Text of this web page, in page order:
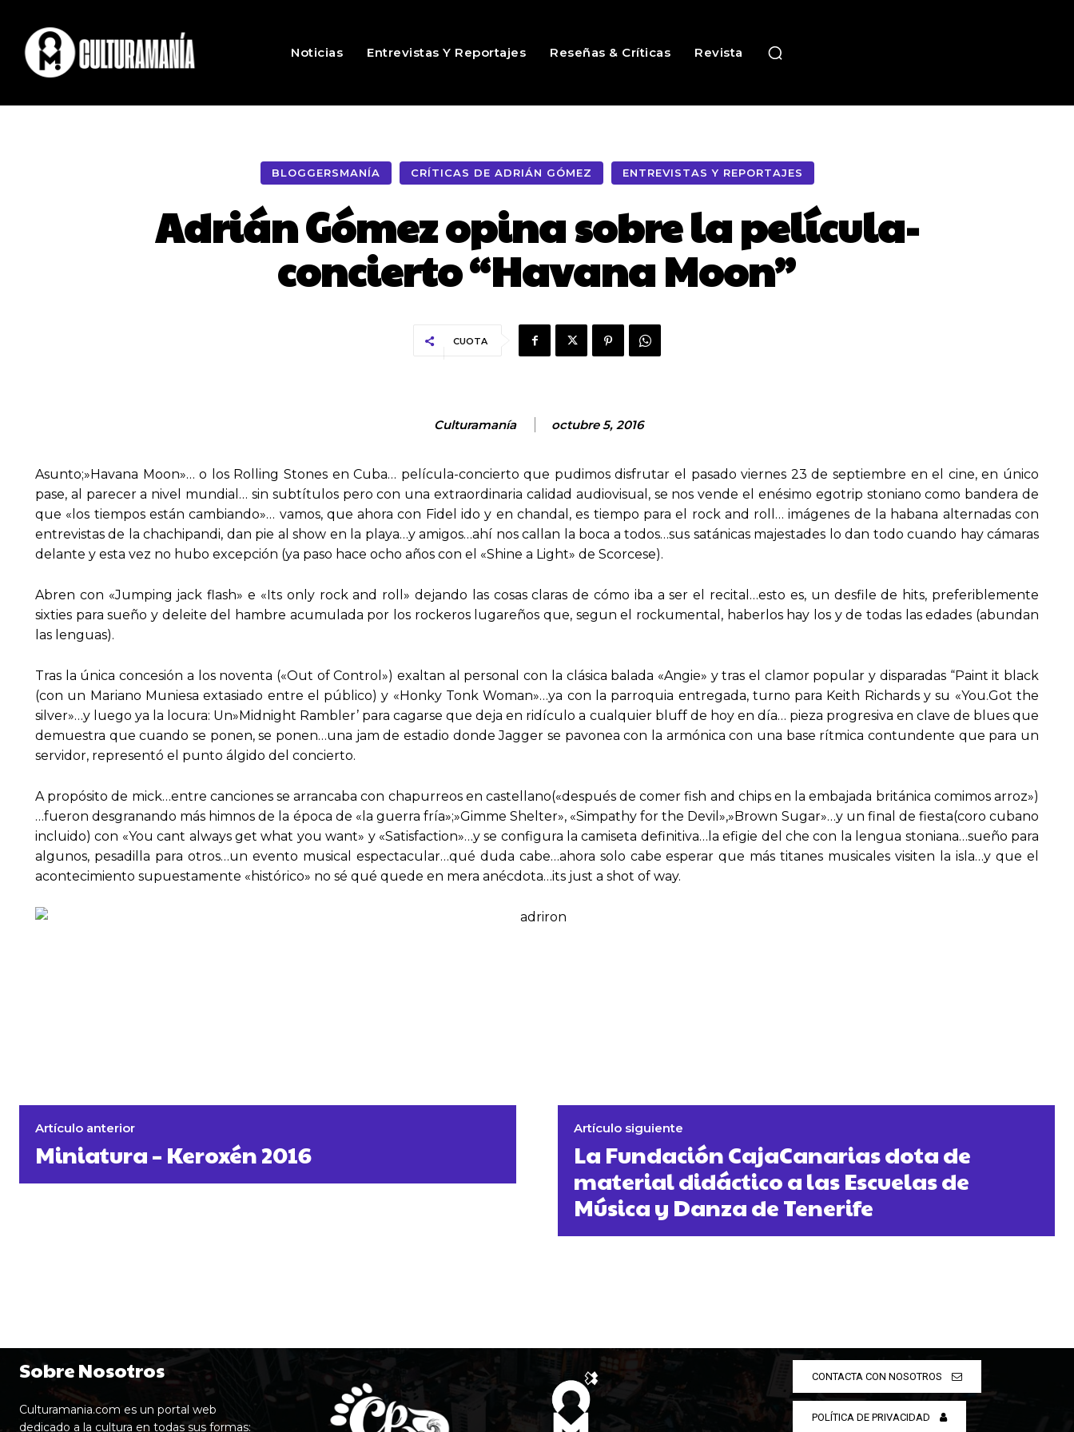
Noticias Entrevistas Y Reportajes Reseñas & Críticas Revista
BLOGGERSMANÍA CRÍTICAS DE ADRIÁN GÓMEZ ENTREVISTAS Y REPORTAJES
Adrián Gómez opina sobre la película-
concierto “Havana Moon”
CUOTA
Culturamanía octubre 5, 2016
Asunto;»Havana Moon»… o los Rolling Stones en Cuba… película-concierto que pudimos disfrutar el pasado viernes 23 de septiembre en el cine, en único
pase, al parecer a nivel mundial… sin subtítulos pero con una extraordinaria calidad audiovisual, se nos vende el enésimo egotrip stoniano como bandera de
que «los tiempos están cambiando»… vamos, que ahora con Fidel ido y en chandal, es tiempo para el rock and roll… imágenes de la habana alternadas con
entrevistas de la chachipandi, dan pie al show en la playa…y amigos…ahí nos callan la boca a todos…sus satánicas majestades lo dan todo cuando hay cámaras
delante y esta vez no hubo excepción (ya paso hace ocho años con el «Shine a Light» de Scorcese).
Abren con «Jumping jack flash» e «Its only rock and roll» dejando las cosas claras de cómo iba a ser el recital…esto es, un desfile de hits, preferiblemente
sixties para sueño y deleite del hambre acumulada por los rockeros lugareños que, segun el rockumental, haberlos hay los y de todas las edades (abundan
las lenguas).
Tras la única concesión a los noventa («Out of Control») exaltan al personal con la clásica balada «Angie» y tras el clamor popular y disparadas “Paint it black
(con un Mariano Muniesa extasiado entre el público) y «Honky Tonk Woman»…ya con la parroquia entregada, turno para Keith Richards y su «You.Got the
silver»…y luego ya la locura: Un»Midnight Rambler’ para cagarse que deja en ridículo a cualquier bluff de hoy en día… pieza progresiva en clave de blues que
demuestra que cuando se ponen, se ponen…una jam de estadio donde Jagger se pavonea con la armónica con una base rítmica contundente que para un
servidor, representó el punto álgido del concierto.
A propósito de mick…entre canciones se arrancaba con chapurreos en castellano(«después de comer fish and chips en la embajada británica comimos arroz»)
…fueron desgranando más himnos de la época de «la guerra fría»;»Gimme Shelter», «Simpathy for the Devil»,»Brown Sugar»…y un final de fiesta(coro cubano
incluido) con «You cant always get what you want» y «Satisfaction»…y se configura la camiseta definitiva…la efigie del che con la lengua stoniana…sueño para
algunos, pesadilla para otros…un evento musical espectacular…qué duda cabe…ahora solo cabe esperar que más titanes musicales visiten la isla…y que el
acontecimiento supuestamente «histórico» no sé qué quede en mera anécdota…its just a shot of way.
Artículo anterior
Miniatura – Keroxén 2016
Artículo siguiente
La Fundación CajaCanarias dota de
material didáctico a las Escuelas de
Música y Danza de Tenerife
Sobre Nosotros
Culturamania.com es un portal web
dedicado a la cultura en todas sus formas:
CONTACTA CON NOSOTROS
POLÍTICA DE PRIVACIDAD